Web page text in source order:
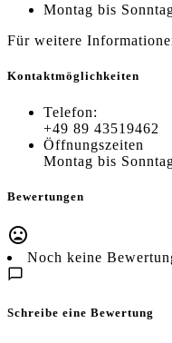
Montag bis
Für weitere
Kontaktmöglichkeiten
Telefon:
+49 89 43519462
Öffnungszeiten
Montag bis
Bewertungen
Noch keine
Schreibe eine Bewertung